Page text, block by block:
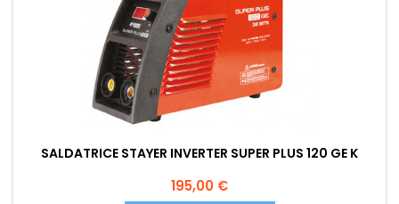
SALDATRICE STAYER INVERTER SUPER PLUS 120 GE K
Prezzo
195,00 €